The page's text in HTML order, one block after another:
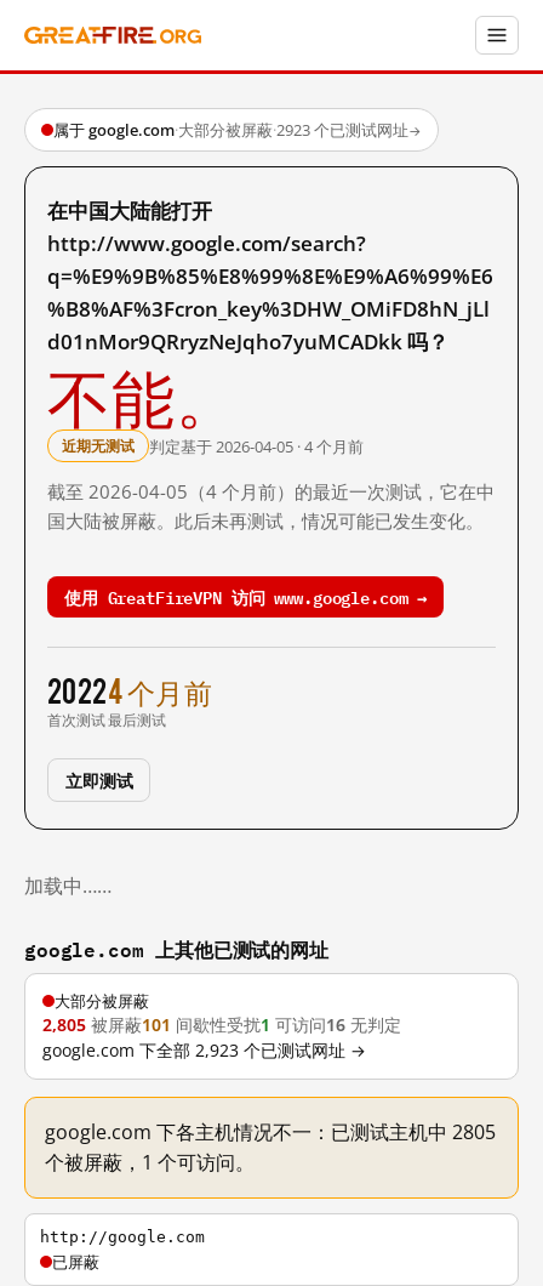
属于 google.com·大部分被屏蔽·2923 个已测试网址→
在中国大陆能打开
http://www.google.com/search?
q=%E9%9B%85%E8%99%8E%E9%A6%99%E6
%B8%AF%3Fcron_key%3DHW_OMiFD8hN_jLl
d01nMor9QRryzNeJqho7yuMCADkk 吗？
不能。
近期无测试 判定基于 2026-04-05 · 4 个月前
截至 2026-04-05（4 个月前）的最近一次测试，它在中
国大陆被屏蔽。此后未再测试，情况可能已发生变化。
使用 GreatFireVPN 访问 www.google.com →
2022
首次测试
4 个月前
最后测试
立即测试
加载中……
google.com 上其他已测试的网址
大部分被屏蔽
2,805 被屏蔽101 间歇性受扰1 可访问16 无判定
google.com 下全部 2,923 个已测试网址 →
google.com 下各主机情况不一：已测试主机中 2805
个被屏蔽，1 个可访问。
http://google.com
已屏蔽